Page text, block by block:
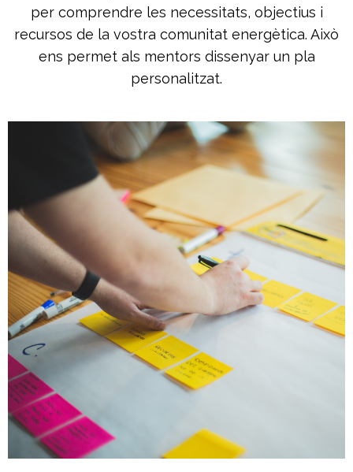
per comprendre les necessitats, objectius i
recursos de la vostra comunitat energètica. Això
ens permet als mentors dissenyar un pla
personalitzat.